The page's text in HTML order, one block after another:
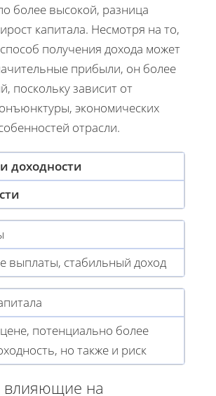
более высокой, разница
капитала. Несмотря на то,
получения дохода может
прибыли, он более
поскольку зависит от
экономических
отрасли.
доходности
выплаты, стабильный доход
потенциально более
но также и риск
влияющие на